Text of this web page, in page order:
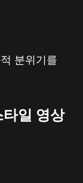
분위기를
일 영상